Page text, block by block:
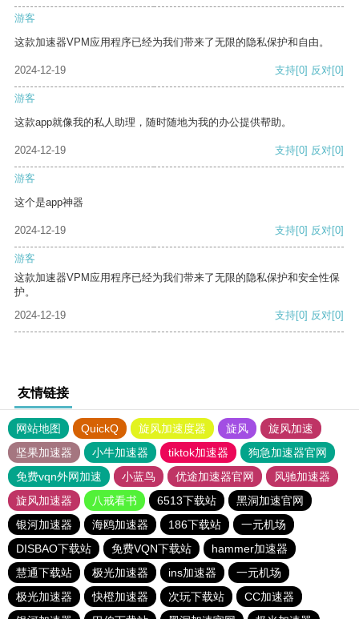
游客
这款加速器VPM应用程序已经为我们带来了无限的隐私保护和自由。
2024-12-19 支持[0] 反对[0]
游客
这款app就像我的私人助理，随时随地为我的办公提供帮助。
2024-12-19 支持[0] 反对[0]
游客
这个是app神器
2024-12-19 支持[0] 反对[0]
游客
这款加速器VPM应用程序已经为我们带来了无限的隐私保护和安全性保
护。
2024-12-19
支持[0] 反对[0]
友情链接
网站地图 QuickQ 旋风加速度器 旋风
旋风加速
坚果加速器
小牛加速器 tiktok加速器
狗急加速器官网
免费vqn外网加速
小蓝鸟 优途加速器官网
风驰加速器
旋风加速器
八戒看书 6513下载站
黑洞加速官网
银河加速器
海鸥加速器 186下载站
一元机场
DISBAO下载站
免费VQN下载站
hammer加速器
慧通下载站
极光加速器 ins加速器
一元机场
极光加速器
快橙加速器 次玩下载站
CC加速器